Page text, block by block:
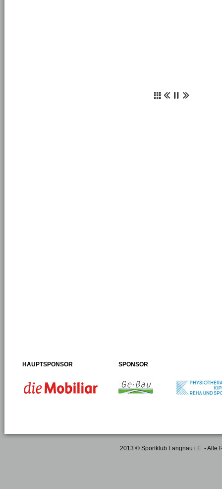
HAUPTSPONSOR SPONSOR
2013 © Sportklub Langnau i.E. - Alle